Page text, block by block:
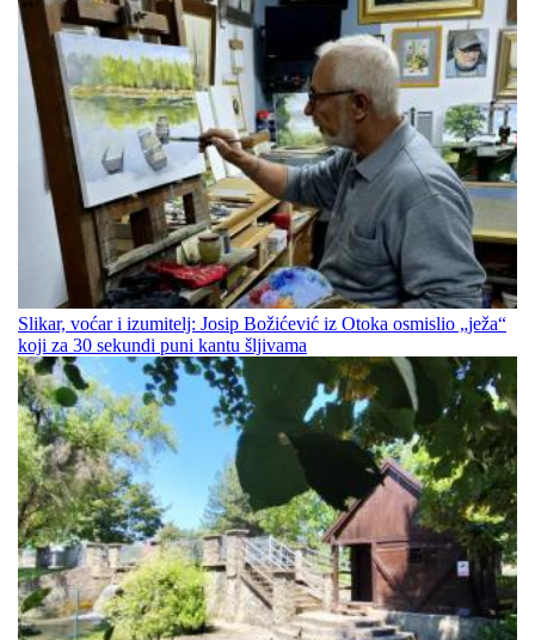
Slikar, voćar i izumitelj: Josip Božićević iz Otoka osmislio „ježa“
koji za 30 sekundi puni kantu šljivama